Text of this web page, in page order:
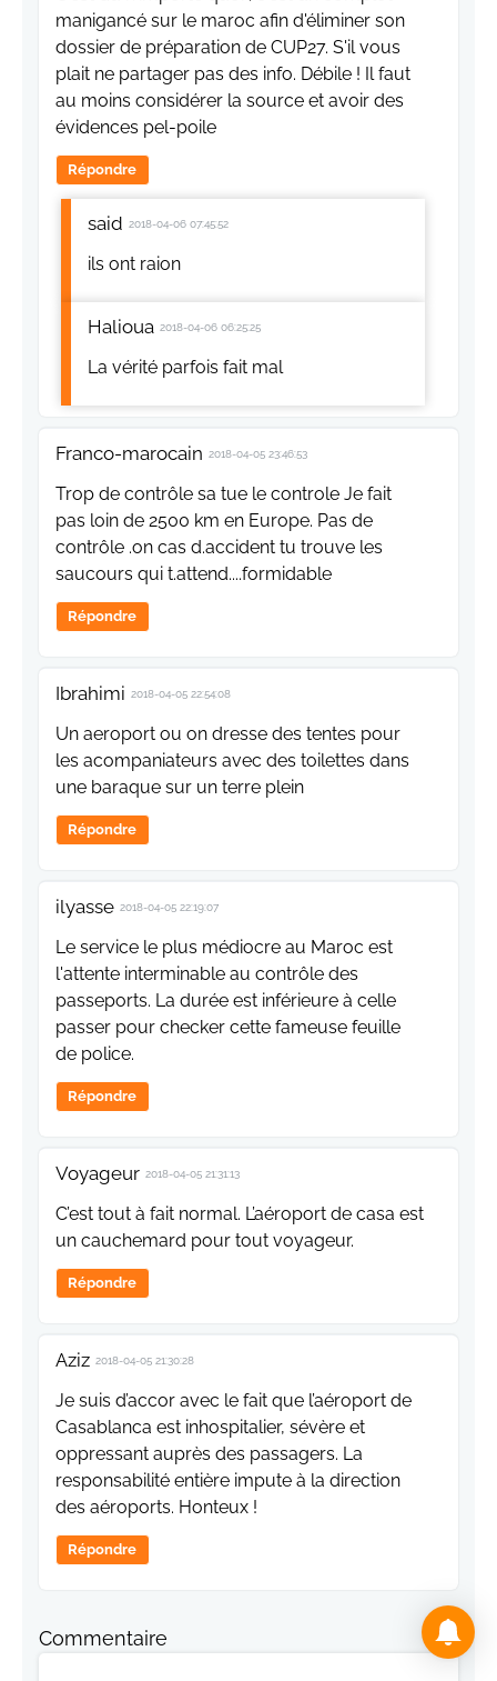
manigancé sur le maroc afin d'éliminer son
dossier de préparation de CUP27. S'il vous
plait ne partager pas des info. Débile ! Il faut
au moins considérer la source et avoir des
évidences pel-poile
Répondre
said 2018-04-06 07:45:52
ils ont raion
Halioua 2018-04-06 06:25:25
La vérité parfois fait mal
Franco-marocain 2018-04-05 23:46:53
Trop de contrôle sa tue le controle Je fait
pas loin de 2500 km en Europe. Pas de
contrôle .on cas d.accident tu trouve les
saucours qui t.attend....formidable
Répondre
Ibrahimi 2018-04-05 22:54:08
Un aeroport ou on dresse des tentes pour
les acompaniateurs avec des toilettes dans
une baraque sur un terre plein
Répondre
ilyasse 2018-04-05 22:19:07
Le service le plus médiocre au Maroc est
l'attente interminable au contrôle des
passeports. La durée est inférieure à celle
passer pour checker cette fameuse feuille
de police.
Répondre
Voyageur 2018-04-05 21:31:13
C’est tout à fait normal. L’aéroport de casa est
un cauchemard pour tout voyageur.
Répondre
Aziz 2018-04-05 21:30:28
Je suis d’accor avec le fait que l’aéroport de
Casablanca est inhospitalier, sévère et
oppressant auprès des passagers. La
responsabilité entière impute à la direction
des aéroports. Honteux !
Répondre
Commentaire